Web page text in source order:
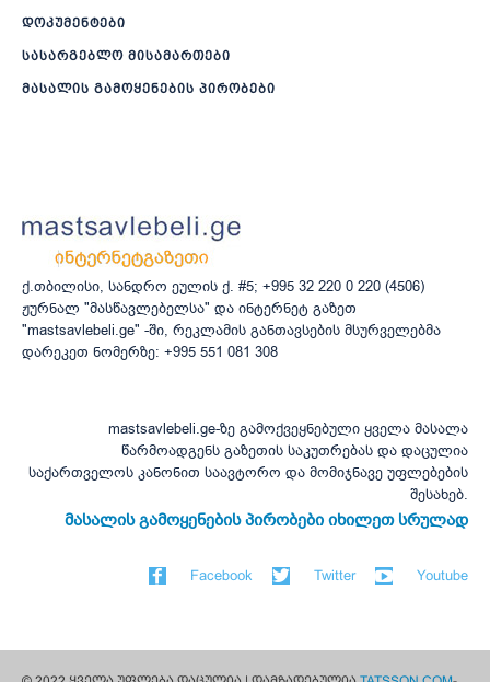
დოკუმენტები
სასარგებლო მისამართები
მასალის გამოყენების პირობები
ქ.თბილისი, სანდრო ეულის ქ. #5; +995 32 220 0 220 (4506)
ჟურნალ "მასწავლებელსა" და ინტერნეტ გაზეთ
"mastsavlebeli.ge" -ში, რეკლამის განთავსების მსურველებმა
დარეკეთ ნომერზე: +995 551 081 308
mastsavlebeli.ge-ზე გამოქვეყნებული ყველა მასალა
წარმოადგენს გაზეთის საკუთრებას და დაცულია
საქართველოს კანონით საავტორო და მომიჯნავე უფლებების
შესახებ.
მასალის გამოყენების პირობები იხილეთ სრულად
Facebook Twitter Youtube